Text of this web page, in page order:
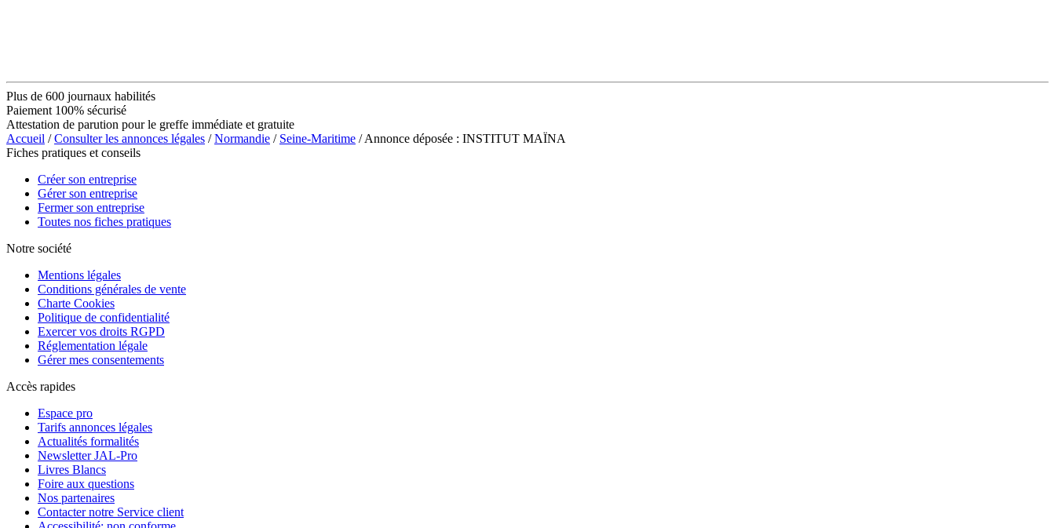
Plus de 600 journaux habilités
Paiement 100% sécurisé
Attestation de parution pour le greffe immédiate et gratuite
Accueil /Consulter les annonces légales /Normandie / Seine-Maritime / Annonce déposée : INSTITUT MAÏNA
Fiches pratiques et conseils
Créer son entreprise
Gérer son entreprise
Fermer son entreprise
Toutes nos fiches pratiques
Notre société
Mentions légales
Conditions générales de vente
Charte Cookies
Politique de confidentialité
Exercer vos droits RGPD
Réglementation légale
Gérer mes consentements
Accès rapides
Espace pro
Tarifs annonces légales
Actualités formalités
Newsletter JAL-Pro
Livres Blancs
Foire aux questions
Nos partenaires
Contacter notre Service client